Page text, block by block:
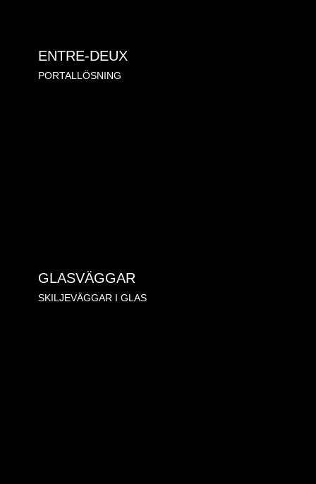
ENTRE-DEUX
PORTALLÖSNING
GLASVÄGGAR
SKILJEVÄGGAR I GLAS